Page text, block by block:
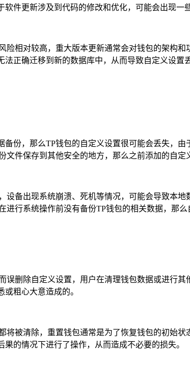
件更新涉及到代码的修改和优化，可能会出现
险相对较高，重大版本更新通常会对钱包的架构
正确迁移到新的数据库中，从而导致自定义设
份，那么TP钱包的自定义设置很可能会丢失，
件保存到其他安全的地方，那么之前添加的自定
设备出现系统崩溃、死机等情况，可能会导致本
行系统操作前没有备份TP钱包的相关数据，那么
误删除自定义设置，用户在清理钱包数据或进行
粗心大意造成的。
将被清除，重置钱包通常是为了恢复钱包的初始
的情况下进行了操作，从而造成不必要的损失。